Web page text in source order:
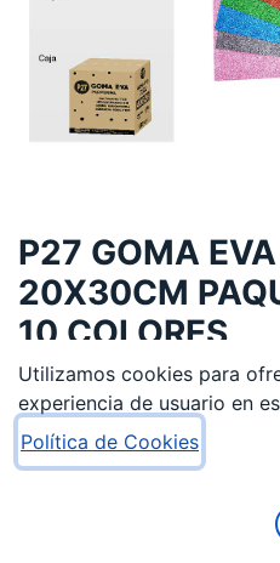
P27 GOMA
20X30CM
10 COLORES
2,98€
AÑADIR AL
Utilizamos cookies para
experiencia de usuario en
Política de Cookies